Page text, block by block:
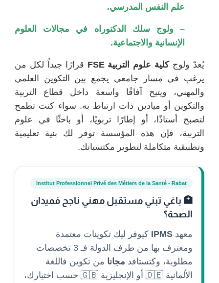
علم النفس المدرسي.
– ولوج سلك الدكتوراه في مجالات العلوم
الإنسانية والاجتماعية.
يُعدّ ولوجكلية علوم التربية FSE
قرارًا جيداً لكل من
يرغب في مسار جامعي يجمع بين التكوين العلمي
والمهني، ويتيح آفاقًا واسعة داخل قطاع التربية
والتكوين أو ميادين ذات ارتباط به. سواء كنت تطمح
لتصبح أستاذًا، أو إطارًا تربويًا، أو باحثًا في علوم
التربية، فإن هذه المؤسسة توفر لك بنية تعليمية
وتطبيقية متكاملة لتطوير مكتسباتك.
Institut Professionnel Privé des Métiers de la Santé - Rabat
🏥 باغي تبني مستقبل مهني ناجح فميدان
الصحة؟
معهد IPMS كيوفر ليك تكوينات معتمدة
ومعترف بها من طرف الدولة فـ 3 تخصصات
مطلوبة، وكتستافد مجانا من تكوين فاللغة
الألمانية 🇩🇪 أو الإنجليزية 🇬🇧 حسب اختيارك،